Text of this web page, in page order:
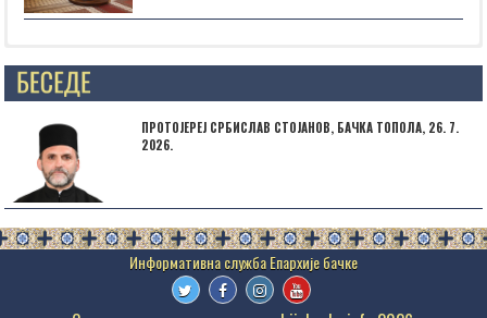
Posts not found
ПРОТОЈЕРЕЈ СРБИСЛАВ СТОЈАНОВ, БАЧКА ТОПОЛА, 26. 7.
2026.